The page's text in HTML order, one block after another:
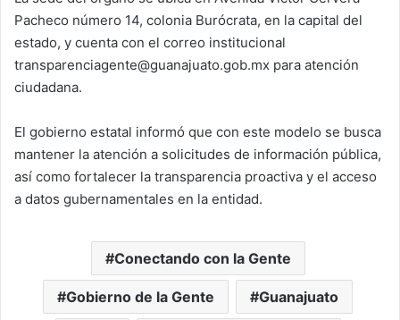
Pacheco número 14, colonia Burócrata, en la capital del
estado, y cuenta con el correo institucional
transparenciagente@guanajuato.gob.mx para atención
ciudadana.
El gobierno estatal informó que con este modelo se busca
mantener la atención a solicitudes de información pública,
así como fortalecer la transparencia proactiva y el acceso
a datos gubernamentales en la entidad.
Conectando con la Gente
Gobierno de la Gente Guanajuato